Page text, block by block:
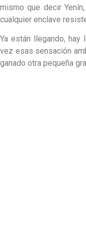
mismo que decir
cualquier enclave
Ya están llegando,
vez esas sensación
ganado otra pequeña